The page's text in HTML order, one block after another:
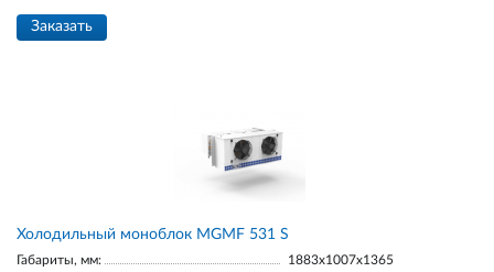
Заказать
Холодильный моноблок MGМF 531 S
Габариты, мм:
1883х1007х1365